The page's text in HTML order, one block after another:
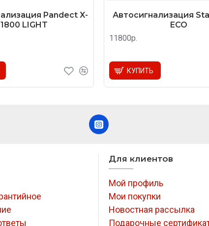
Pandect X-
1800 LIGHT
Автосигнализация
ECO
11800р.
КУПИТЬ
Для клиентов
Мой профиль
Мои покупки
Новостная рассылка
Подарочные